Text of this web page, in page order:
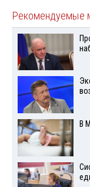
Рекомендуемые
В